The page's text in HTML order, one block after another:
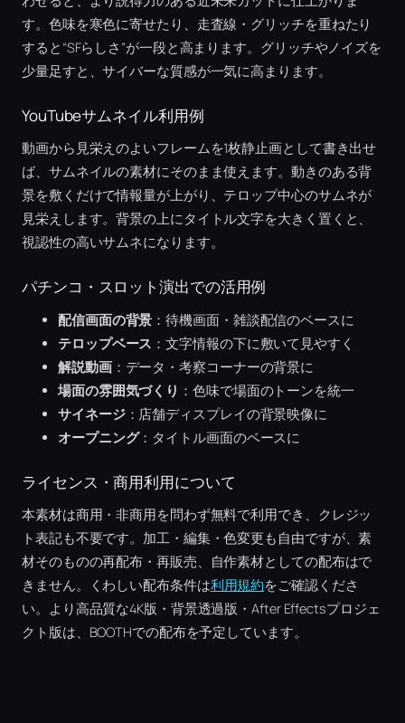
す。色味を寒色に寄せたり、走査線・グリッチを重ねたり
すると“SFらしさ”が一段と高まります。グリッチやノイズを
少量足すと、サイバーな質感が一気に高まります。
YouTubeサムネイル利用例
動画から見栄えのよいフレームを1枚静止画として書き出せ
ば、サムネイルの素材にそのまま使えます。動きのある背
景を敷くだけで情報量が上がり、テロップ中心のサムネが
見栄えします。背景の上にタイトル文字を大きく置くと、
視認性の高いサムネになります。
パチンコ・スロット演出での活用例
配信画面の背景 ：待機画面・雑談配信のベースに
テロップベース ：文字情報の下に敷いて見やすく
解説動画：データ・考察コーナーの背景に
場面の雰囲気づくり ：色味で場面のトーンを統一
サイネージ：店舗ディスプレイの背景映像に
オープニング：タイトル画面のベースに
ライセンス・商用利用について
本素材は商用・非商用を問わず無料で利用でき、クレジッ
ト表記も不要です。加工・編集・色変更も自由ですが、素
材そのものの再配布・再販売、自作素材としての配布はで
きません。くわしい配布条件は利用規約をご確認くださ
い。より高品質な4K版・背景透過版・After Effectsプロジェ
クト版は、BOOTHでの配布を予定しています。